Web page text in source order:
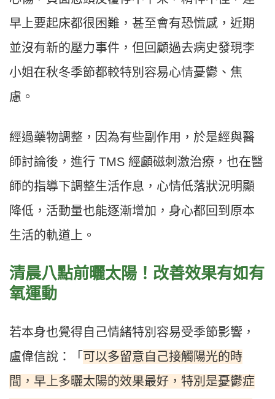
早上要起床都很困難，甚至會有恐慌感，近期
並沒有新的壓力事件，但回顧過去病史發現李
小姐在秋冬季節都較特別容易心情憂鬱、焦
慮。
經過藥物調整，因為有些副作用，於是經與醫
師討論後，進行 TMS 經顱磁刺激治療，也在醫
師的指導下調整生活作息，心情低落狀況明顯
降低，活動量也能逐漸增加，身心都回到原本
生活的軌道上。
清晨八點前曬太陽！改善效果有如有
氧運動
若本身也覺得自己情緒特別容易受季節影響，
盧偉信說：「 可以多留意自己接觸陽光的時
間，早上多曬太陽的效果最好，特別是憂鬱症